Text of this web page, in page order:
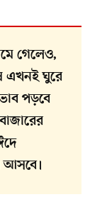
গেলেও,
এখনই ঘুরে
পড়বে
আসবে।